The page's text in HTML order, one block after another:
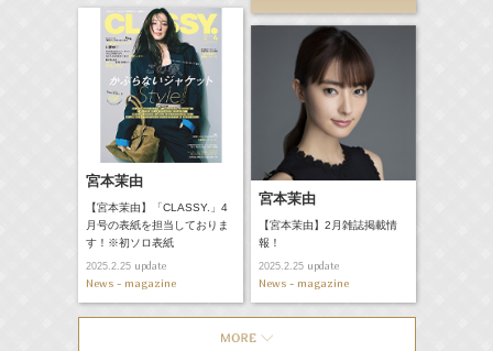
宮本茉由
【宮本茉由】「CLASSY.」4
月号の表紙を担当しておりま
す！※初ソロ表紙
2025.2.25update
News - magazine
宮本茉由
【宮本茉由】2月雑誌掲載情
報！
2025.2.25update
News - magazine